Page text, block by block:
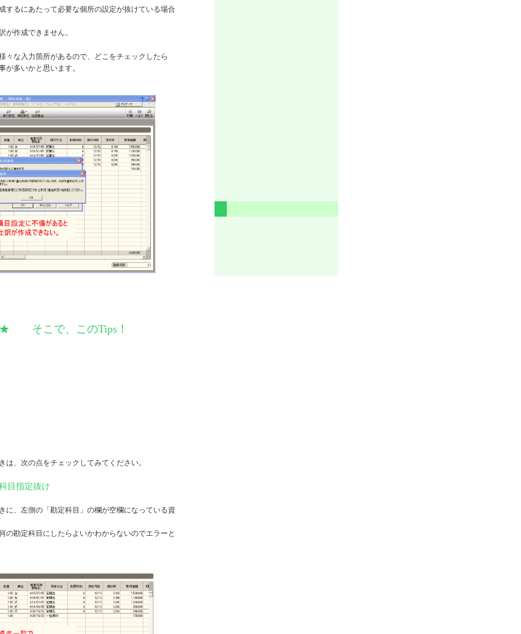
するにあたって必要な個所の設定が抜けている場合
が作成できません。
々な入力箇所があるので、どこをチェックしたら
が多いかと思います。
、このTips！
は、次の点をチェックしてみてください。
目指定抜け
に、左側の「勘定科目」の欄が空欄になっている資
の勘定科目にしたらよいかわからないのでエラーと